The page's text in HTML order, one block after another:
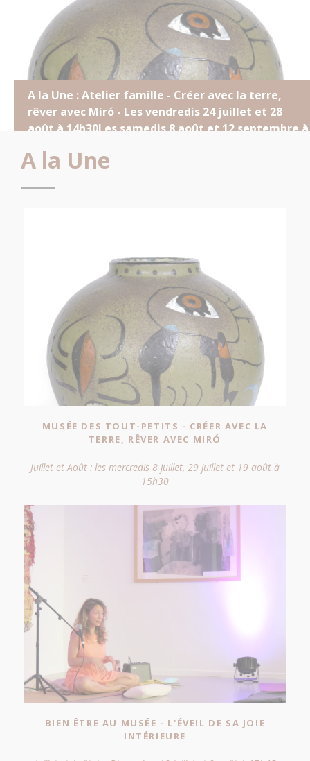
A la Une : Atelier famille - Créer avec la terre,
rêver avec Mirо́ - Les vendredis 24 juillet et 28
août à 14h30Les samedis 8 août et 12 septembre à
A la Une
MUSÉE DES TOUT-PETITS - CRÉER AVEC LA
TERRE, RÊVER AVEC MIRО́
Juillet et Août : les mercredis 8 juillet, 29 juillet et 19 août à
15h30
BIEN ÊTRE AU MUSÉE - L'ÉVEIL DE SA JOIE
INTÉRIEURE